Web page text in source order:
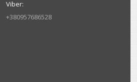
+380957686528